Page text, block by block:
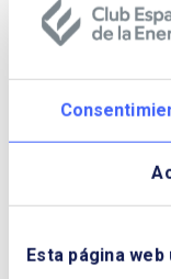
Esta página
Energía
El director
también
económica
Energía